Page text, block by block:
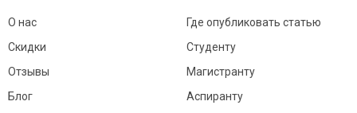
О нас
Скидки
Отзывы
Блог
Где опубликовать статью
Студенту
Магистранту
Аспиранту